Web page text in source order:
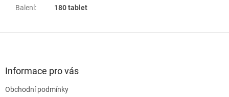
Balení: 180 tablet
Informace pro vás
Obchodní podmínky